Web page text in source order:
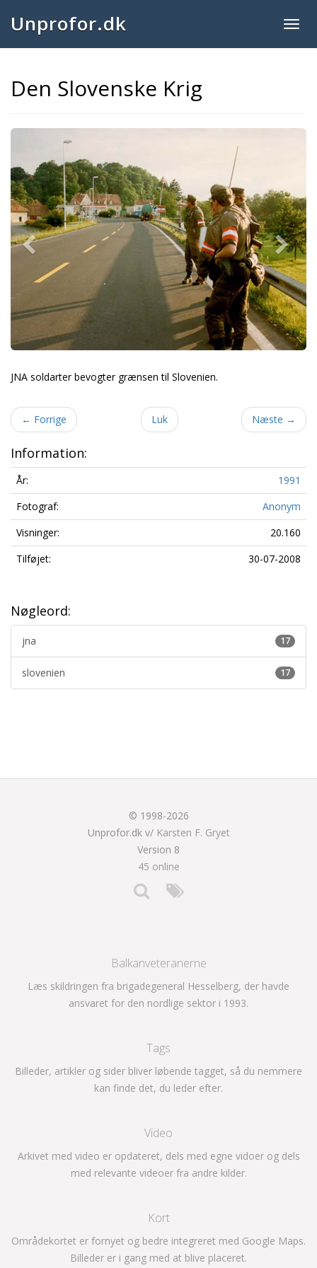
Unprofor.dk
Den Slovenske Krig
Previous
JNA soldarter bevogter grænsen til Slovenien.
← Forrige Luk Næste →
Information:
År:
1991
Fotograf:
Anonym
Visninger:
20.160
Tilføjet:
30-07-2008
Nøgleord:
17
jna
17
slovenien
© 1998-2026
Unprofor.dk v/ Karsten F. Gryet
Version 8
45 online
Balkanveteranerne
Læs skildringen fra brigadegeneral Hesselberg, der havde
ansvaret for den nordlige sektor i 1993.
Tags
Billeder, artikler og sider bliver løbende tagget, så du nemmere
kan finde det, du leder efter.
Video
Arkivet med video er opdateret, dels med egne vidoer og dels
med relevante videoer fra andre kilder.
Kort
Områdekortet er fornyet og bedre integreret med Google Maps.
Billeder er i gang med at blive placeret.